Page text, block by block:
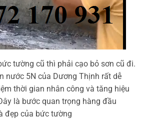
tường cũ thì phải cạo bỏ sơn cũ đi.
nước 5N của Dương Thịnh rất dễ
thời gian nhân công và tăng hiệu
là bước quan trọng hàng đầu
đẹp của bức tường